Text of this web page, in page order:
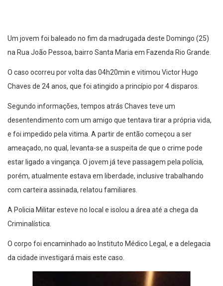
Um jovem foi baleado no fim da madrugada deste Domingo (25)
na Rua João Pessoa, bairro Santa Maria em Fazenda Rio Grande.
O caso ocorreu por volta das 04h20min e vitimou Victor Hugo
Chaves de 24 anos, que foi atingido a princípio por 4 disparos.
Segundo informações, tempos atrás Chaves teve um
desentendimento com um amigo que tentava tirar a própria vida,
e foi impedido pela vitima. A partir de então começou a ser
ameaçado, no qual, levanta-se a suspeita de que o crime pode
estar ligado a vingança. O jovem já teve passagem pela polícia,
porém, atualmente estava em liberdade, inclusive trabalhando
com carteira assinada, relatou familiares.
A Policia Militar esteve no local e isolou a área até a chega da
Criminalística.
O corpo foi encaminhado ao Instituto Médico Legal, e a delegacia
da cidade investigará mais este caso.